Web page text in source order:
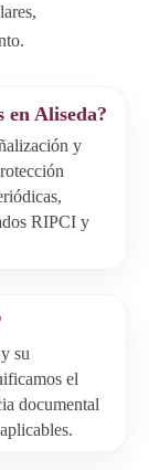
en Aliseda?
y
RIPCI y
su
el
documental